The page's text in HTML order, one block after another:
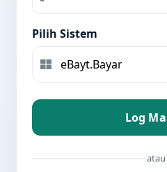
Pilih Sistem
Log
atau